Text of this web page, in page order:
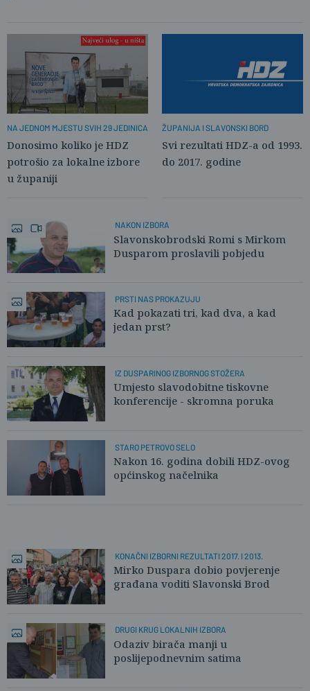
NA JEDNOM MJESTU SVIH 29 JEDINICA
Donosimo koliko je HDZ
potrošio za lokalne izbore
u županiji
ŽUPANIJA I SLAVONSKI BORD
Svi rezultati HDZ-a od 1993.
do 2017. godine
NAKON IZBORA
Slavonskobrodski Romi s Mirkom
Dusparom proslavili pobjedu
PRSTI NAS PROKAZUJU
Kad pokazati tri, kad dva, a kad
jedan prst?
IZ DUSPARINOG IZBORNOG STOŽERA
Umjesto slavodobitne tiskovne
konferencije - skromna poruka
STARO PETROVO SELO
Nakon 16. godina dobili HDZ-ovog
općinskog načelnika
KONAČNI IZBORNI REZULTATI 2017. I 2013.
Mirko Duspara dobio povjerenje
građana voditi Slavonski Brod
DRUGI KRUG LOKALNIH IZBORA
Odaziv birača manji u
poslijepodnevnim satima